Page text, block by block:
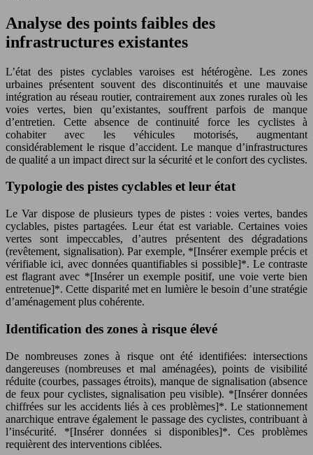
Analyse des points faibles des
infrastructures existantes
L’état des pistes cyclables varoises est hétérogène. Les zones
urbaines présentent souvent des discontinuités et une mauvaise
intégration au réseau routier, contrairement aux zones rurales où les
voies vertes, bien qu’existantes, souffrent parfois de manque
d’entretien. Cette absence de continuité force les cyclistes à
cohabiter avec les véhicules motorisés, augmentant
considérablement le risque d’accident. Le manque d’infrastructures
de qualité a un impact direct sur la sécurité et le confort des cyclistes.
Typologie des pistes cyclables et leur état
Le Var dispose de plusieurs types de pistes : voies vertes, bandes
cyclables, pistes partagées. Leur état est variable. Certaines voies
vertes sont impeccables, d’autres présentent des dégradations
(revêtement, signalisation). Par exemple, *[Insérer exemple précis et
vérifiable ici, avec données quantifiables si possible]*. Le contraste
est flagrant avec *[Insérer un exemple positif, une voie verte bien
entretenue]*. Cette disparité met en lumière le besoin d’une stratégie
d’aménagement plus cohérente.
Identification des zones à risque élevé
De nombreuses zones à risque ont été identifiées: intersections
dangereuses (nombreuses et mal aménagées), points de visibilité
réduite (courbes, passages étroits), manque de signalisation (absence
de feux pour cyclistes, signalisation peu visible). *[Insérer données
chiffrées sur les accidents liés à ces problèmes]*. Le stationnement
anarchique entrave également le passage des cyclistes, contribuant à
l’insécurité. *[Insérer données si disponibles]*. Ces problèmes
requièrent des interventions ciblées.